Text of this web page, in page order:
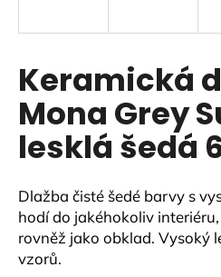
Keramická
Mona Grey
lesklá šedá
Dlažba čisté šedé barvy s
hodí do jakéhokoliv
rovněž jako obklad. Vysoký
vzorů.
í
t
?
HLEDAT